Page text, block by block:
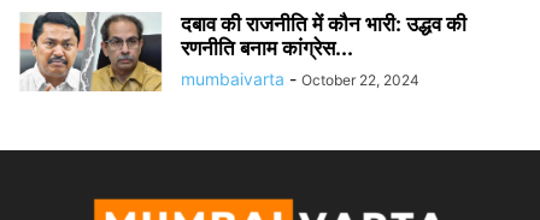
दबाव की राजनीति में कौन भारी: उद्धव की
रणनीति बनाम कांग्रेस...
mumbaivarta - October 22, 2024